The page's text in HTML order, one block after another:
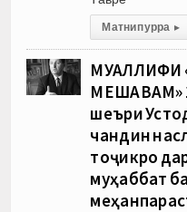
Матни пурра ▸
МУАЛЛИФИ
МЕШАВАМ»
шеъри
чандин
тоҷикро
муҳаббат